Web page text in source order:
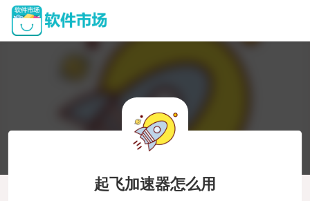
起飞加速器怎么用